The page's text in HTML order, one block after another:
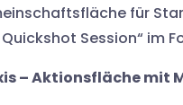
für
Session“ im
– Aktionsfläche